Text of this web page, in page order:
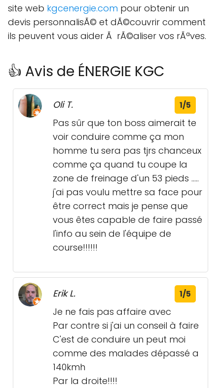
site web kgcenergie.com pour obtenir un
devis personnalisÃ© et dÃ©couvrir comment
ils peuvent vous aider Ã rÃ©aliser vos rÃªves.
👍 Avis de ÉNERGIE KGC
Oli T. 1/5
Pas sûr que ton boss aimerait te
voir conduire comme ça mon
homme tu sera pas tjrs chanceux
comme ça quand tu coupe la
zone de freinage d'un 53 pieds .....
j'ai pas voulu mettre sa face pour
être correct mais je pense que
vous êtes capable de faire passé
l'info au sein de l'équipe de
course!!!!!!
Erik L. 1/5
Je ne fais pas affaire avec
Par contre si j'ai un conseil à faire
C'est de conduire un peut moi
comme des malades dépassé a
140kmh
Par la droite!!!!